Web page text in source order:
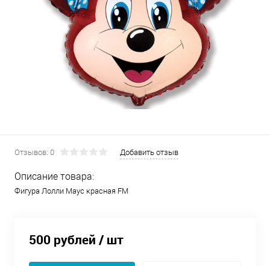
Отзывов: 0 Добавить отзыв
Описание товара:
Фигура Лолли Маус красная FM
500 рублей / шт